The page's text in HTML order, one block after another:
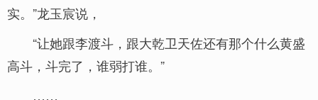
实。”龙玉宸说，
“让她跟李渡斗，跟大乾卫天佐还有那个什么黄盛
高斗，斗完了，谁弱打谁。”
……